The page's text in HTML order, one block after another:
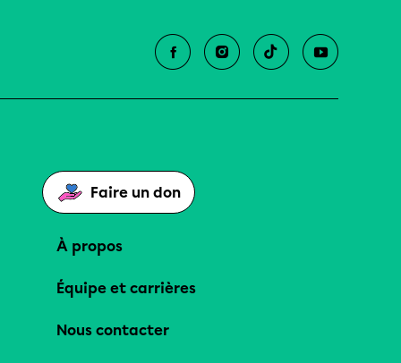
Faire un don
À propos
Équipe et carrières
Nous contacter